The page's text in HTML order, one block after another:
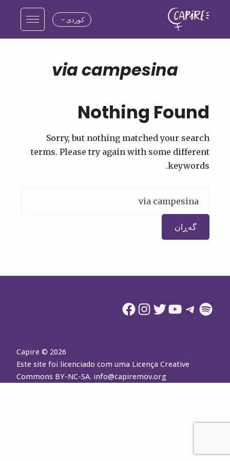
کوردی
via campesina
Nothing Found
Sorry, but nothing matched your search
terms. Please try again with some different
keywords.
Spotify
Telegram
YouTube
Twitter
Instagram
Facebook
Capire © 2026
Este site foi licenciado com uma Licença Creative
Commons BY-NC-SA. info@capiremov.org